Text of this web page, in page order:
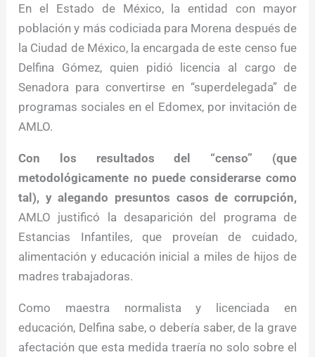
En el Estado de México, la entidad con mayor
población y más codiciada para Morena después de
la Ciudad de México, la encargada de este censo fue
Delfina Gómez, quien pidió licencia al cargo de
Senadora para convertirse en “superdelegada” de
programas sociales en el Edomex, por invitación de
AMLO.
Con los resultados del “censo” (que
metodológicamente no puede considerarse como
tal), y alegando presuntos casos de corrupción,
AMLO justificó la desaparición del programa de
Estancias Infantiles, que proveían de cuidado,
alimentación y educación inicial a miles de hijos de
madres trabajadoras.
Como maestra normalista y licenciada en
educación, Delfina sabe, o debería saber, de la grave
afectación que esta medida traería no solo sobre el